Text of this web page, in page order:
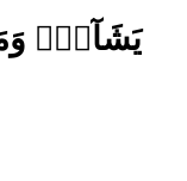
يَشَآءُۚ